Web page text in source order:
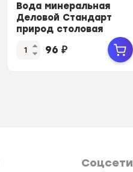
Вода минеральная
Деловой Стандарт
природ столовая
96 ₽
Соцсети